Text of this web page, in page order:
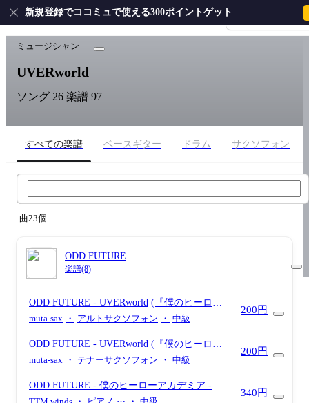
会員登録・ログイ
新規登録でココミュで使える300ポイントゲット
ホーム › UVERworld
ミュージシャン
UVERworld
ソング 26 楽譜 97
すべての楽譜 ベースギター ドラム サクソフォン
曲23個
ODD FUTURE
楽譜(8)
ODD FUTURE - UVERworld (『僕のヒーロー
アカデミア』 / in Eb)
muta-sax ・ アルトサクソフォン ・ 中級
200円
ODD FUTURE - UVERworld (『僕のヒーロー
アカデミア』 / in Bb)
muta-sax ・ テナーサクソフォン ・ 中級
200円
ODD FUTURE - 僕のヒーローアカデミア -
UVERworld
(ピアノ)
340円